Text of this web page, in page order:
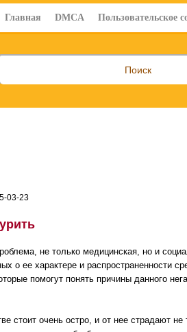
Главная DMCA Пользовательское
03-23
не только медицинская, но и
о ее характере и распространенности
помогут понять причины данного
стоит очень остро, и от нее страдают